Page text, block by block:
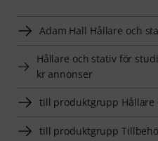
Adam Hall Hållare och
Hållare och stativ för
kr annonser
till produktgrupp Hållare
till produktgrupp